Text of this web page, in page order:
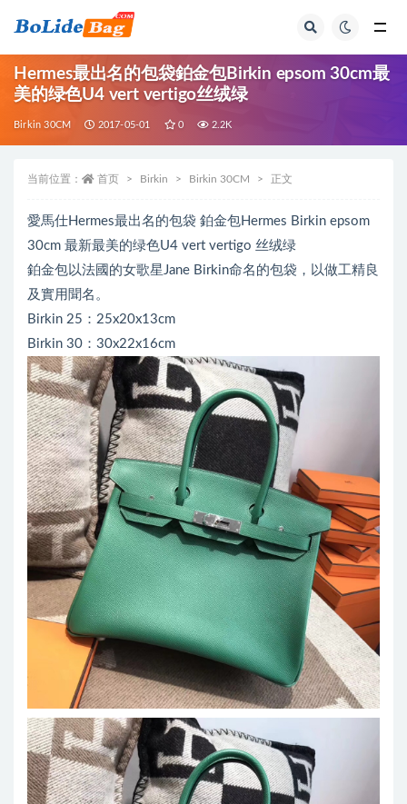
Hermes最出名的包袋鉑金包Birkin epsom 30cm最
美的绿色U4 vert vertigo丝绒绿
Birkin 30CM 2017-05-01 0 2.2K
当前位置： 首页 Birkin Birkin 30CM 正文
愛馬仕Hermes最出名的包袋 鉑金包Hermes Birkin epsom
30cm 最新最美的绿色U4 vert vertigo 丝绒绿
鉑金包以法國的女歌星Jane Birkin命名的包袋，以做工精良
及實用聞名。
Birkin 25：25x20x13cm
Birkin 30：30x22x16cm